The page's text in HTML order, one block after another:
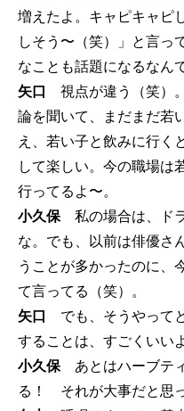
増えたよ。キャピキャピ
しそう〜（笑）」と言っ
なことも話題になるなん
矢口
視点が違う（笑）
論を聞いて、まだまだ若
え、若い子と飲みに行く
して楽しい。今の職場は
行ってるよ〜。
小久保 私の場合は、ド
な。でも、以前は俳優さ
うことが多かったのに、
て言ってる（笑）。
矢口
でも、そうやって
することは、すごくいい
小久保 あとはハーブテ
る！ それが大事だと思っ